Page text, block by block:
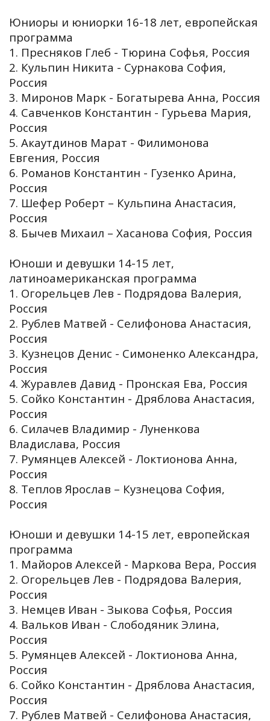
Юниоры и юниорки 16-18 лет, европейская
программа
1. Пресняков Глеб - Тюрина Софья, Россия
2. Кульпин Никита - Сурнакова София,
Россия
3. Миронов Марк - Богатырева Анна, Россия
4. Савченков Константин - Гурьева Мария,
Россия
5. Акаутдинов Марат - Филимонова
Евгения, Россия
6. Романов Константин - Гузенко Арина,
Россия
7. Шефер Роберт – Кульпина Анастасия,
Россия
8. Бычев Михаил – Хасанова София, Россия
Юноши и девушки 14-15 лет,
латиноамериканская программа
1. Огорельцев Лев - Подрядова Валерия,
Россия
2. Рублев Матвей - Селифонова Анастасия,
Россия
3. Кузнецов Денис - Симоненко Александра,
Россия
4. Журавлев Давид - Пронская Ева, Россия
5. Сойко Константин - Дряблова Анастасия,
Россия
6. Силачев Владимир - Луненкова
Владислава, Россия
7. Румянцев Алексей - Локтионова Анна,
Россия
8. Теплов Ярослав – Кузнецова София,
Россия
Юноши и девушки 14-15 лет, европейская
программа
1. Майоров Алексей - Маркова Вера, Россия
2. Огорельцев Лев - Подрядова Валерия,
Россия
3. Немцев Иван - Зыкова Софья, Россия
4. Вальков Иван - Слободяник Элина,
Россия
5. Румянцев Алексей - Локтионова Анна,
Россия
6. Сойко Константин - Дряблова Анастасия,
Россия
7. Рублев Матвей - Селифонова Анастасия,